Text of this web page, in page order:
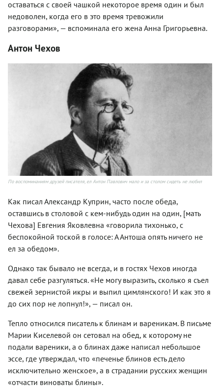
оставаться с своей чашкой некоторое время один и был
недоволен, когда его в это время тревожили
разговорами», — вспоминала его жена Анна Григорьевна.
Антон Чехов
По воспоминаниям друзей писателя, ел Антон Павлович мало и за столом сидеть не любил
Как писал Александр Куприн, часто после обеда,
оставшись в столовой с кем-нибудь один на один, [мать
Чехова] Евгения Яковлевна «говорила тихонько, с
беспокойной тоской в голосе: А Антоша опять ничего не
ел за обедом».
Однако так бывало не всегда, и в гостях Чехов иногда
давал себе разгуляться. «Не могу выразить, сколько я съел
свежей зернистой икры и выпил цимлянского! И как это я
до сих пор не лопнул!», — писал он.
Тепло относился писатель к блинам и вареникам. В письме
Марии Киселевой он сетовал на обед, к которому не
подали вареники, а о блинах даже написал небольшое
эссе, где утверждал, что «печенье блинов есть дело
исключительно женское», а в страдании русских женщин
«отчасти виноваты блины».